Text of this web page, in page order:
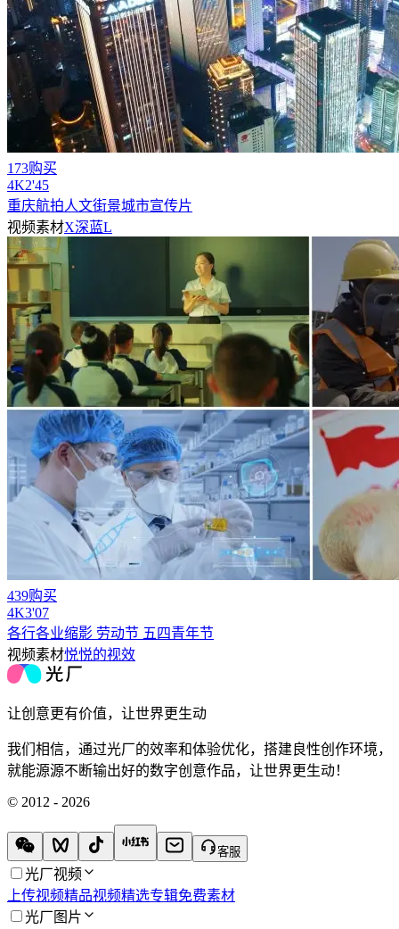
173购买
4K2'45
重庆航拍人文街景城市宣传片
视频素材X深蓝L
439购买
4K3'07
各行各业缩影 劳动节 五四青年节
视频素材悦悦的视效
让创意更有价值，让世界更生动
我们相信，通过光厂的效率和体验优化，搭建良性创作环境，
就能源源不断输出好的数字创意作品，让世界更生动！
© 2012 - 2026
客服
光厂视频
上传视频精品视频精选专辑免费素材
光厂图片